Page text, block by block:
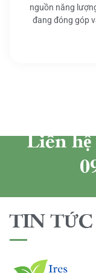
nguồn năng
đang đóng góp
Liên
TIN TỨC